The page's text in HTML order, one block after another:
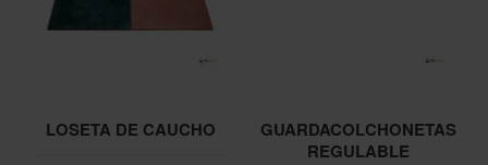
LOSETA DE CAUCHO
GUARDACOLCHONETAS
REGULABLE